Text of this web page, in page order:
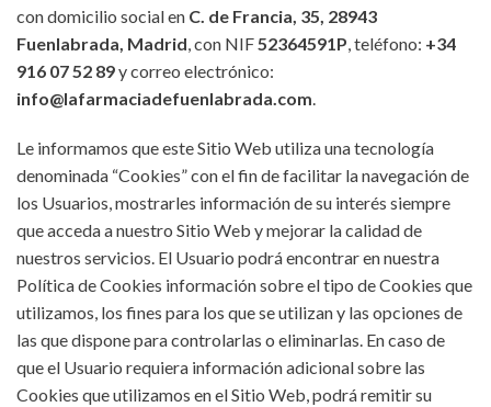
con domicilio social en C. de Francia, 35, 28943
Fuenlabrada, Madrid , con NIF 52364591P , teléfono: +34
916 07 52 89y correo electrónico:
info@lafarmaciadefuenlabrada.com
Le informamos que este Sitio Web utiliza una tecnología
denominada “Cookies” con el fin de facilitar la navegación de
los Usuarios, mostrarles información de su interés siempre
que acceda a nuestro Sitio Web y mejorar la calidad de
nuestros servicios. El Usuario podrá encontrar en nuestra
Política de Cookies información sobre el tipo de Cookies que
utilizamos, los fines para los que se utilizan y las opciones de
las que dispone para controlarlas o eliminarlas. En caso de
que el Usuario requiera información adicional sobre las
Cookies que utilizamos en el Sitio Web, podrá remitir su